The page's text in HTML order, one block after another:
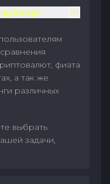
фиата
а так же
различных
выбрать
задачи,